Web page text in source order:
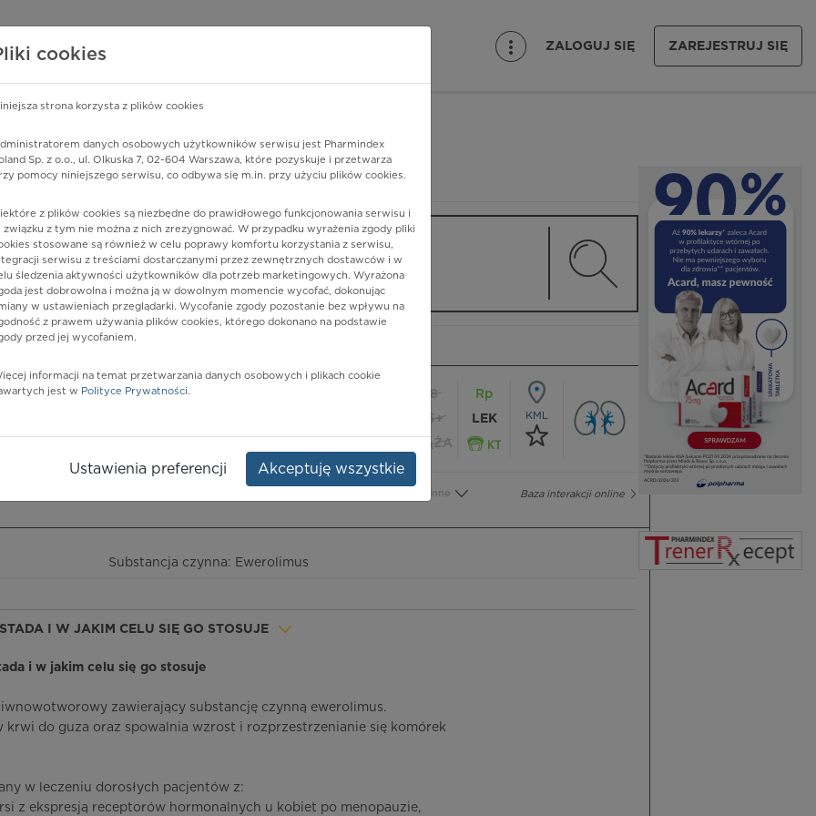
o lekach
PHARMINDEX ZALOGUJ SIĘ ZAREJESTRUJ SIĘ
Pharmindex
lider wiedzy o lekach
lub substancję czynną
Postać:tabl.
18
65+
CIĄŻA
Rp
LEK
KML
Baza interakcji online
Inne
Substancja czynna: Ewerolimus
I W JAKIM CELU SIĘ GO STOSUJE
i w jakim celu się go stosuje
zawierający substancję czynną ewerolimus.
krwi do guza oraz spowalnia wzrost i rozprzestrzenianie się komórek
w leczeniu dorosłych pacjentów z:
z ekspresją receptorów hormonalnych u kobiet po menopauzie,
cookies
strona korzysta z plików cookies
danych osobowych użytkowników serwisu jest Pharmindex
Sp. z o.o., ul. Olkuska 7, 02-604 Warszawa, które pozyskuje i przetwarza
pomocy niniejszego serwisu, co odbywa się m.in. przy użyciu plików cookies.
z plików cookies są niezbędne do prawidłowego funkcjonowania serwisu i
związku z tym nie można z nich zrezygnować. W przypadku wyrażenia zgody pliki
stosowane są również w celu poprawy komfortu korzystania z serwisu,
serwisu z treściami dostarczanymi przez zewnętrznych dostawców i w
śledzenia aktywności użytkowników dla potrzeb marketingowych. Wyrażona
jest dobrowolna i można ją w dowolnym momencie wycofać, dokonując
w ustawieniach przeglądarki. Wycofanie zgody pozostanie bez wpływu na
z prawem używania plików cookies, którego dokonano na podstawie
przed jej wycofaniem.
informacji na temat przetwarzania danych osobowych i plikach cookie
jest w Polityce Prywatności.
Ustawienia preferencji Akceptuję wszystkie